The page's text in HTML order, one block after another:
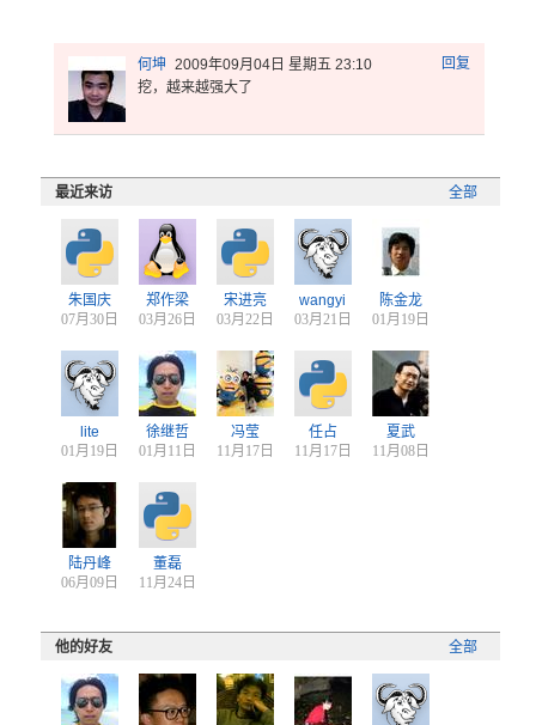
回复
何坤 2009年09月04日 星期五 23:10
挖，越来越强大了
全部
最近来访
朱国庆
07月30日
郑作梁
03月26日
宋进亮
03月22日
wangyi
03月21日
陈金龙
01月19日
lite
01月19日
徐继哲
01月11日
冯莹
11月17日
任占
11月17日
夏武
11月08日
陆丹峰
06月09日
董磊
11月24日
全部
他的好友